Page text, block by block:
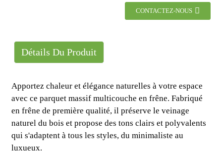
CONTACTEZ-NOUS
Détails Du Produit
Apportez chaleur et élégance naturelles à votre espace
avec ce parquet massif multicouche en frêne. Fabriqué
en frêne de première qualité, il préserve le veinage
naturel du bois et propose des tons clairs et polyvalents
qui s'adaptent à tous les styles, du minimaliste au
luxueux.